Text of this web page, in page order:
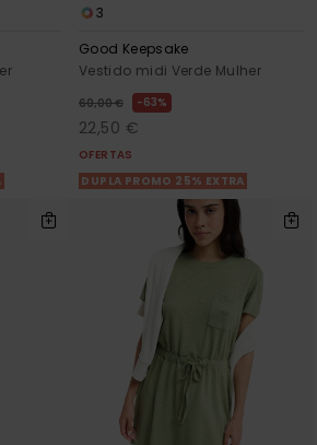
3
Good Keepsake
Vestido midi Verde Mulher
60,00 € 63%
22,50 €
OFERTAS
DUPLA PROMO 25% EXTRA